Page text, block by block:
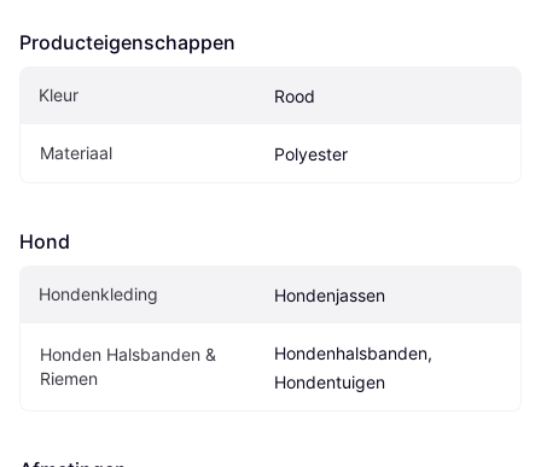
Producteigenschappen
Kleur Rood
Materiaal Polyester
Hond
Hondenkleding Hondenjassen
Honden Halsbanden &
Riemen
Hondenhalsbanden,
Hondentuigen